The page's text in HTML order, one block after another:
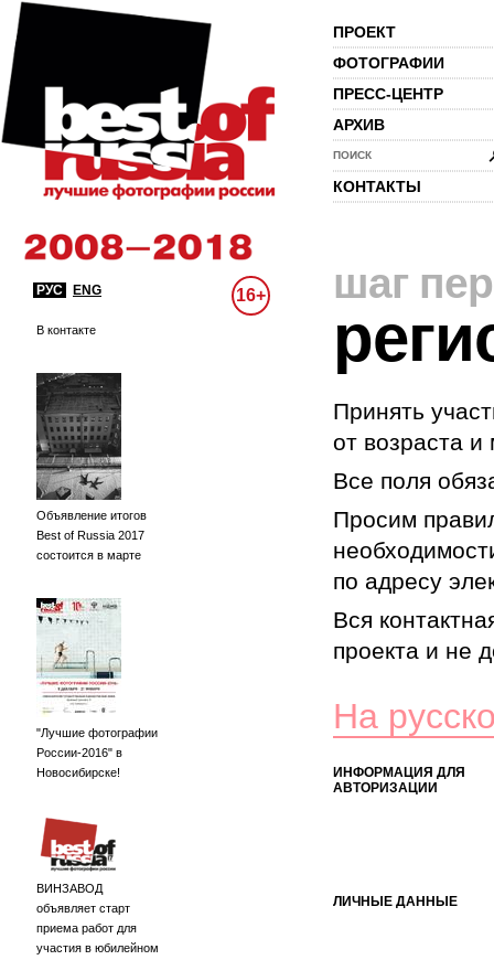
ПРОЕКТ
ФОТОГРАФИИ
ПРЕСС-ЦЕНТР
АРХИВ
ПОИСК
КОНТАКТЫ
РУС ENG 16+
В контакте
Объявление итогов
Best of Russia 2017
состоится в марте
"Лучшие фотографии
России-2016" в
Новосибирске!
ВИНЗАВОД
объявляет старт
приема работ для
участия в юбилейном
шаг
Принять
от возраста
Все поля
Просим
по адресу
Вся
проекта и не
На
ИНФОРМАЦИЯ ДЛЯ
АВТОРИЗАЦИИ
ЛИЧНЫЕ ДАННЫЕ